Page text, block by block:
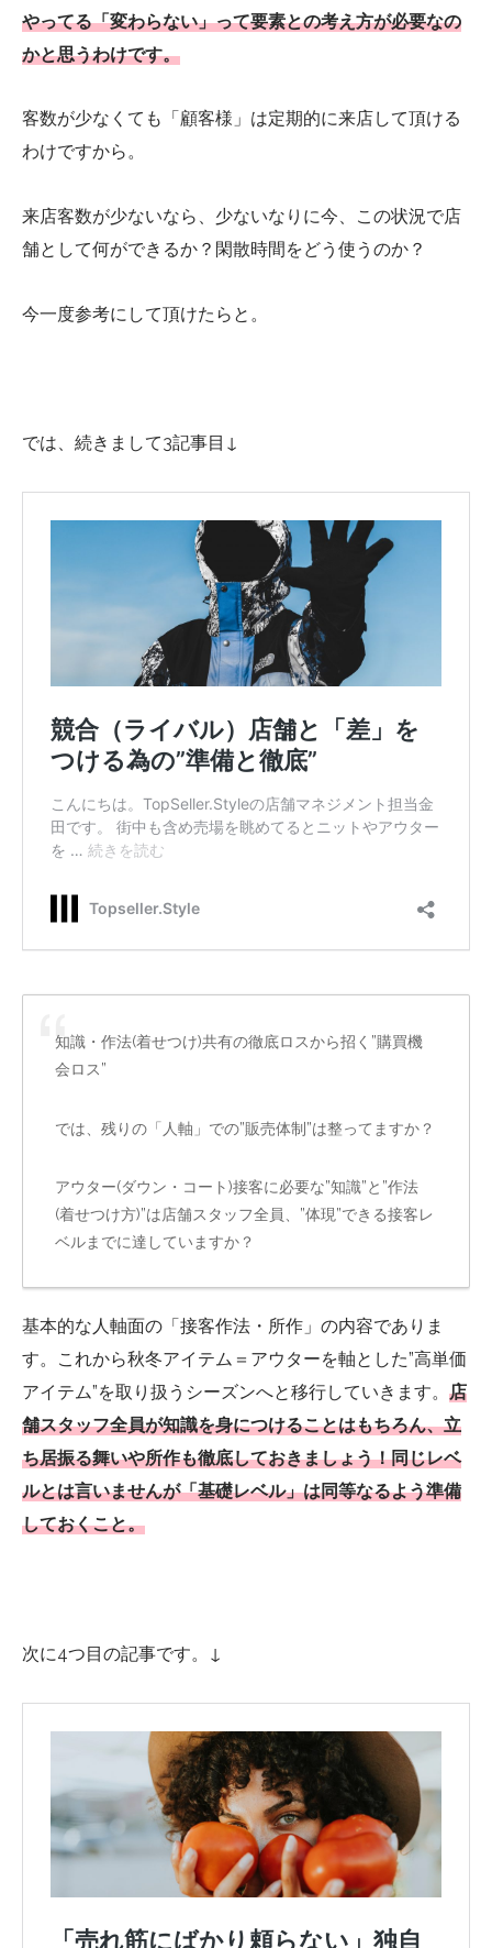
やってる「変わらない」って要素との考え方が必要なの
かと思うわけです。
客数が少なくても「顧客様」は定期的に来店して頂ける
わけですから。
来店客数が少ないなら、少ないなりに今、この状況で店
舗として何ができるか？閑散時間をどう使うのか？
今一度参考にして頂けたらと。
では、続きまして3記事目↓
知識・作法(着せつけ)共有の徹底ロスから招く”購買機
会ロス”
では、残りの「人軸」での”販売体制”は整ってますか？
アウター(ダウン・コート)接客に必要な”知識”と”作法
(着せつけ方)”は店舗スタッフ全員、”体現”できる接客レ
ベルまでに達していますか？
基本的な人軸面の「接客作法・所作」の内容でありま
す。これから秋冬アイテム＝アウターを軸とした”高単価
アイテム”を取り扱うシーズンへと移行していきます。 店
舗スタッフ全員が知識を身につけることはもちろん、立
ち居振る舞いや所作も徹底しておきましょう！同じレベ
ルとは言いませんが「基礎レベル」は同等なるよう準備
しておくこと。
次に4つ目の記事です。↓